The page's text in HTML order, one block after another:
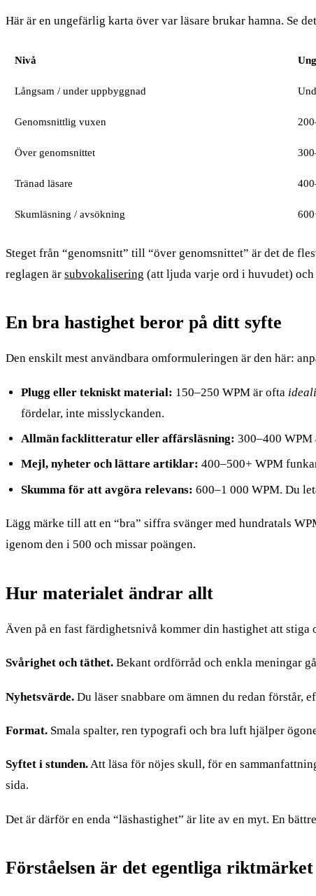
Här är en ungefärlig karta över var läsare brukar hamna. Se
Nivå
Långsam / under uppbyggnad
Genomsnittlig vuxen
Över genomsnittet
Tränad läsare
Skumläsning / avsökning
Steget från “genomsnitt” till “över genomsnittet” är det de
reglagen är subvokalisering (att ljuda varje ord i huvudet) och
En bra hastighet beror på ditt syfte
Den enskilt mest användbara omformuleringen är den här:
Plugg eller tekniskt material: 150–250 WPM är ofta
fördelar, inte misslyckanden.
Allmän facklitteratur eller affärsläsning: 300–400 WPM
Mejl, nyheter och lättare artiklar: 400–500+ WPM
Skumma för att avgöra relevans: 600–1 000 WPM. Du
Lägg märke till att en “bra” siffra svänger med hundratals
igenom den i 500 och missar poängen.
Hur materialet ändrar allt
Även på en fast färdighetsnivå kommer din hastighet att
Svårighet och täthet. Bekant ordförråd och enkla meningar
Nyhetsvärde. Du läser snabbare om ämnen du redan
Format. Smala spalter, ren typografi och bra luft hjälper
Syftet i stunden.Att läsa för nöjes skull, för en
sida.
Det är därför en enda “läshastighet” är lite av en myt. En
Förståelsen är det egentliga riktmärket